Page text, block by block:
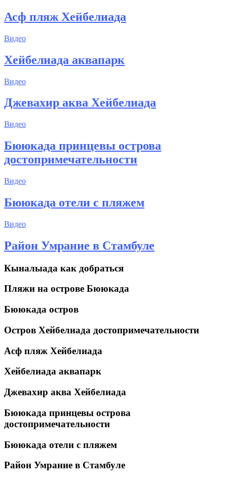
Асф пляж Хейбелиада
Видео
Хейбелиада аквапарк
Видео
Джевахир аква Хейбелиада
Видео
Бююкада принцевы острова
достопримечательности
Видео
Бююкада отели с пляжем
Видео
Район Умрание в Стамбуле
Кыналыада как добраться
Пляжи на острове Бююкада
Бююкада остров
Остров Хейбелиада достопримечательности
Асф пляж Хейбелиада
Хейбелиада аквапарк
Джевахир аква Хейбелиада
Бююкада принцевы острова
достопримечательности
Бююкада отели с пляжем
Район Умрание в Стамбуле